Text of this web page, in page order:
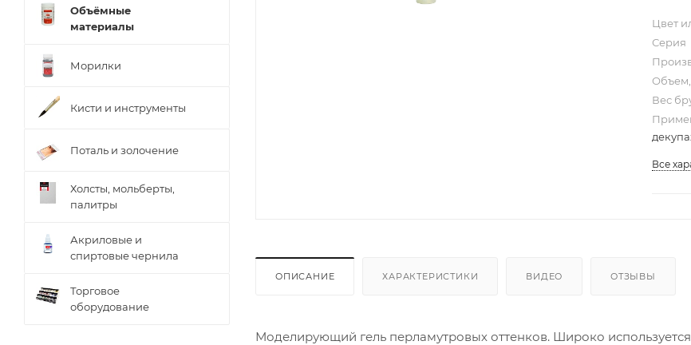
Цвет
Серия
Вес
Все
ОПИСАНИЕ ХАРАКТЕРИСТИКИ ВИДЕО ОТЗЫВЫ
Моделирующий гель перламутровых оттенков. Широко
Объёмные
материалы
Морилки
Кисти и инструменты
Поталь и золочение
Холсты, мольберты,
палитры
Акриловые и
спиртовые чернила
Торговое
оборудование